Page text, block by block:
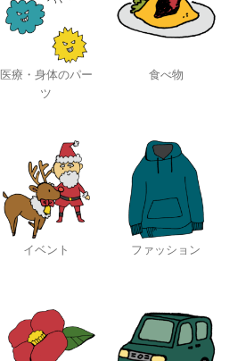
医療・身体のパー
ツ
食べ物
イベント ファッション